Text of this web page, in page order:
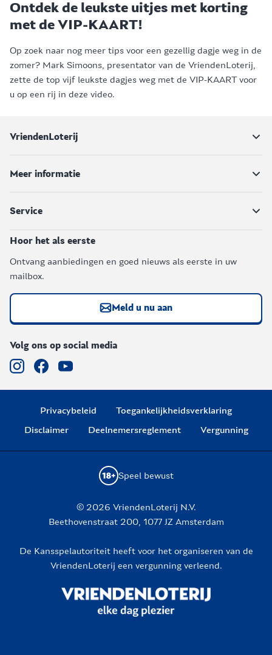
Ontdek de leukste uitjes met korting
met de VIP-KAART!
Op zoek naar nog meer tips voor een gezellig dagje weg in de
zomer? Mark Simoons, presentator van de VriendenLoterij,
zette de top vijf leukste dagjes weg met de VIP-KAART voor
u op een rij in deze video.
VriendenLoterij
Meer informatie
Service
Hoor het als eerste
Ontvang aanbiedingen en goed nieuws als eerste in uw
mailbox.
Meld u nu aan
Volg ons op social media
Privacybeleid
Toegankelijkheidsverklaring
Disclaimer
Deelnemersreglement Vergunning
Speel bewust
© 2026 VriendenLoterij N.V.
Beethovenstraat 200, 1077 JZ Amsterdam
De Kansspelautoriteit heeft voor het organiseren van de
VriendenLoterij een vergunning verleend.